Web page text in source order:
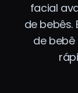
facial
de bebês.
de bebê